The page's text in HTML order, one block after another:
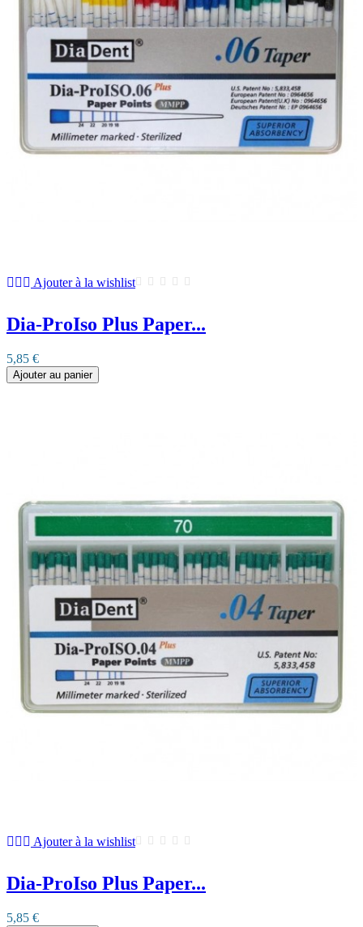
Ajouter à la wishlist
Dia-ProIso Plus Paper...
5,85 €
Ajouter au panier
Ajouter à la wishlist
Dia-ProIso Plus Paper...
5,85 €